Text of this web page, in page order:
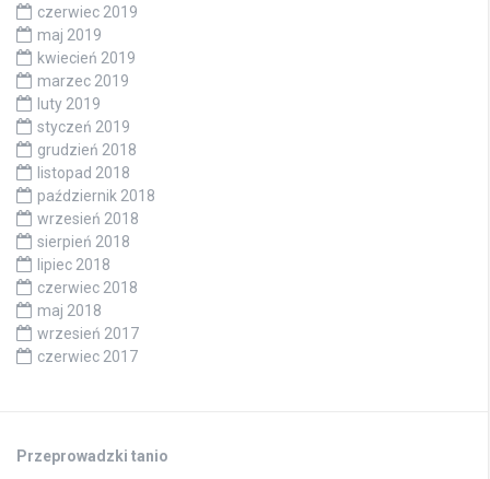
czerwiec 2019
maj 2019
kwiecień 2019
marzec 2019
luty 2019
styczeń 2019
grudzień 2018
listopad 2018
październik 2018
wrzesień 2018
sierpień 2018
lipiec 2018
czerwiec 2018
maj 2018
wrzesień 2017
czerwiec 2017
Przeprowadzki tanio